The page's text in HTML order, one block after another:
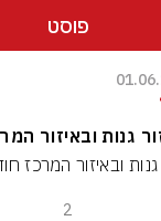
פוסט
גנות ובאיזור
2